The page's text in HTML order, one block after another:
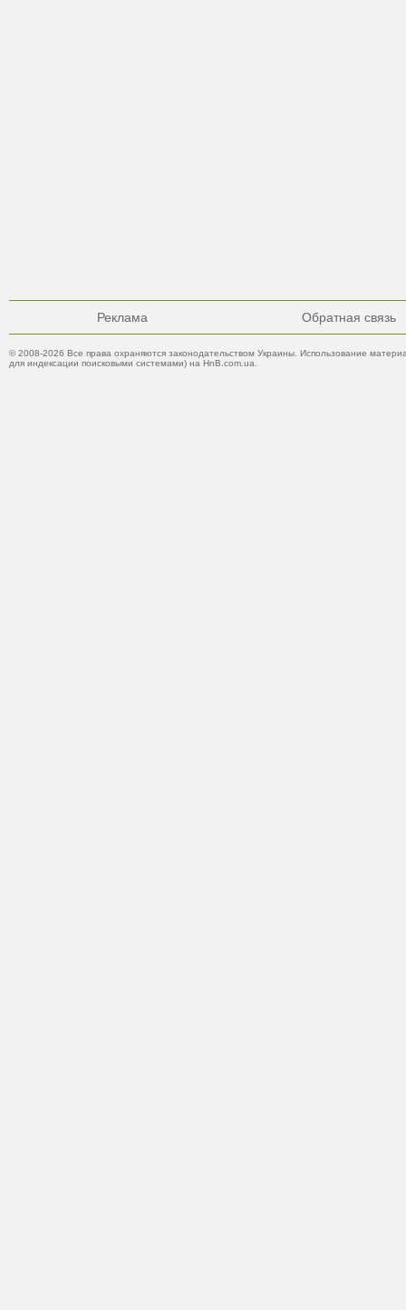
Реклама Обратная связь
© 2008-2026 Все права охраняются законодательством Украины. Использование
для индексации поисковыми системами) на HnB.com.ua.